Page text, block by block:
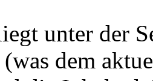
unter der
dem